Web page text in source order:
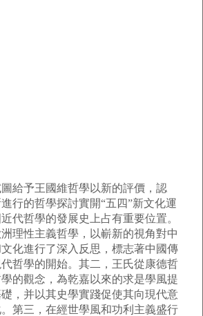
予王國維哲學以新的評價，認
行的哲學探討實開“五四”新文化運
代哲學的發展史上占有重要位置。
理性主義哲學，以嶄新的視角對中
化進行了深入反思，標志著中國傳
哲學的開始。其二，王氏從康德哲
的觀念，為乾嘉以來的求是學風提
，并以其史學實踐促使其向現代意
第三，在經世學風和功利主義盛行